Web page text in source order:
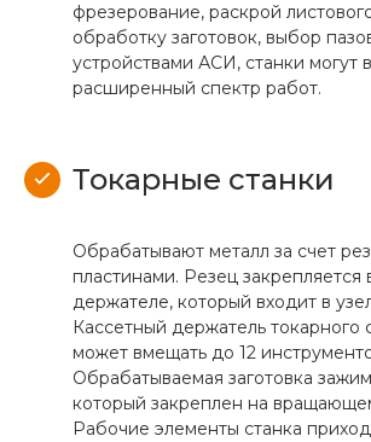
фрезерование, раскрой
обработку заготовок, выбор
устройствами АСИ, станки могут
расширенный спектр работ.
Токарные станки
Обрабатывают металл за счет
пластинами. Резец закрепляется
держателе, который входит в
Кассетный держатель токарного
может вмещать до 12
Обрабатываемая заготовка
который закреплен на
Рабочие элементы станка